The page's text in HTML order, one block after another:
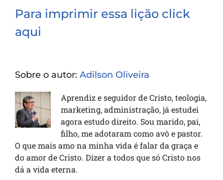
Para imprimir essa lição click
aqui
Sobre o autor: Adilson Oliveira
Aprendiz e seguidor de Cristo, teologia,
marketing, administração, já estudei
agora estudo direito. Sou marido, pai,
filho, me adotaram como avô e pastor.
O que mais amo na minha vida é falar da graça e
do amor de Cristo. Dizer a todos que só Cristo nos
dá a vida eterna.